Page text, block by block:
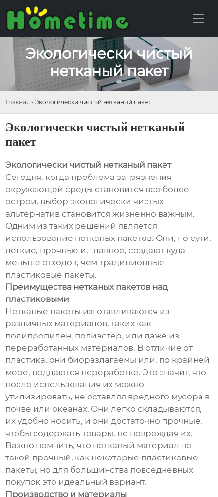
Экологически чистый
нетканый пакет
Главная - Экологически чистый нетканый пакет
Экологически чистый нетканый
пакет
Экологически чистый нетканый пакет
Сегодня, когда проблема загрязнения
окружающей среды становится все более
острой, выбор экологически чистых
альтернатив становится жизненно важным.
Одним из таких решений является
использование нетканых пакетов. Они, по сути,
легкие, прочные и, главное, создают куда
меньше отходов, чем традиционные
пластиковые пакеты.
Преимущества нетканых пакетов над
пластиковыми
Нетканые пакеты изготавливаются из
различных материалов, таких как
полипропилен, полиэстер, или даже из
переработанных материалов. В отличие от
пластика, они биоразлагаемы или, по крайней
мере, поддаются переработке. Это значит, что
после использования их можно
утилизировать, не оставляя вредного мусора в
почве или океанах. Они легко складываются,
их удобно носить, и они достаточно прочные,
чтобы содержать товары, не повреждая их.
Важно помнить, что нетканый материал не
такой прочный, как некоторые пластиковые
пакеты, но для большинства повседневных
покупок это идеальный вариант.
Производство и материалы